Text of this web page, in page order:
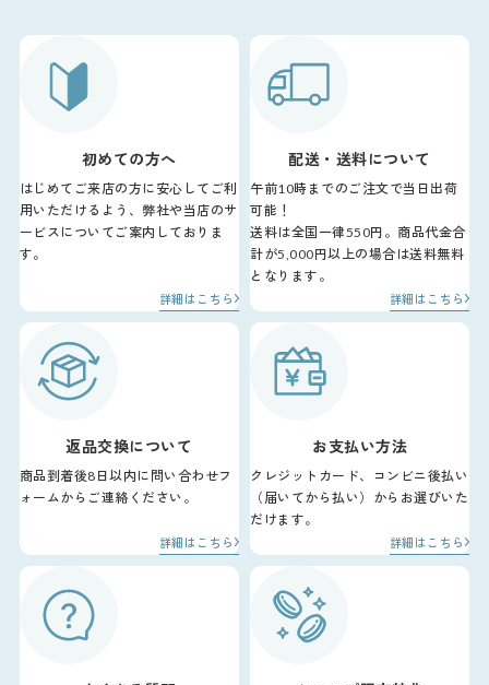
初めての方へ
はじめてご来店の方に安心してご利
用いただけるよう、弊社や当店のサ
ービスについてご案内しておりま
す。
詳細はこちら
配送・送料について
午前10時までのご注文で当日出荷
可能！
送料は全国一律550円。商品代金合
計が5,000円以上の場合は送料無料
となります。
詳細はこちら
返品交換について
商品到着後8日以内に問い合わせフ
ォームからご連絡ください。
詳細はこちら
お支払い方法
クレジットカード、コンビニ後払い
（届いてから払い）からお選びいた
だけます。
詳細はこちら